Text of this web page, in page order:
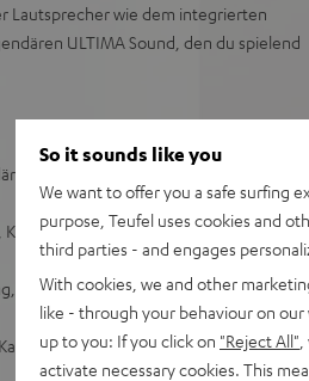
Lautsprecher wie dem integrierten
ULTIMA Sound, den du spielend
ULTIMA Sound ohne externen
Mitteltöner mit Phase-Plug, 25-
Anschlüsse u.a. für TV, Vinylplayer,
Digital-optischer Eingang, AUX-
So it sounds like you
We want to offer you a safe surfing
purpose, Teufel uses cookies and
third parties - and engages
With cookies, we and other
like - through your behaviour on
up to you: If you click on "Reject All"
activate necessary cookies. This